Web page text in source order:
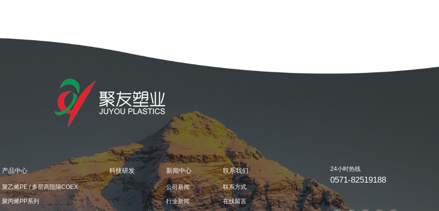
产品中心
聚乙烯PE / 多层高阻隔COEX
聚丙烯PP系列
科技研发 新闻中心
公司新闻
行业新闻
联系我们
联系方式
在线留言
24小时热线
0571-82519188